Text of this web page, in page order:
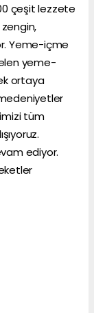
çeşit lezzete
Yeme-içme
yeme-
ortaya
tüm
ediyor.